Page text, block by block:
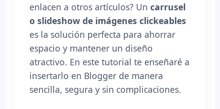
enlacen a otros artículos? Un carrusel
o slideshow de imágenes clickeables
es la solución perfecta para ahorrar
espacio y mantener un diseño
atractivo. En este tutorial te enseñaré a
insertarlo en Blogger de manera
sencilla, segura y sin complicaciones.